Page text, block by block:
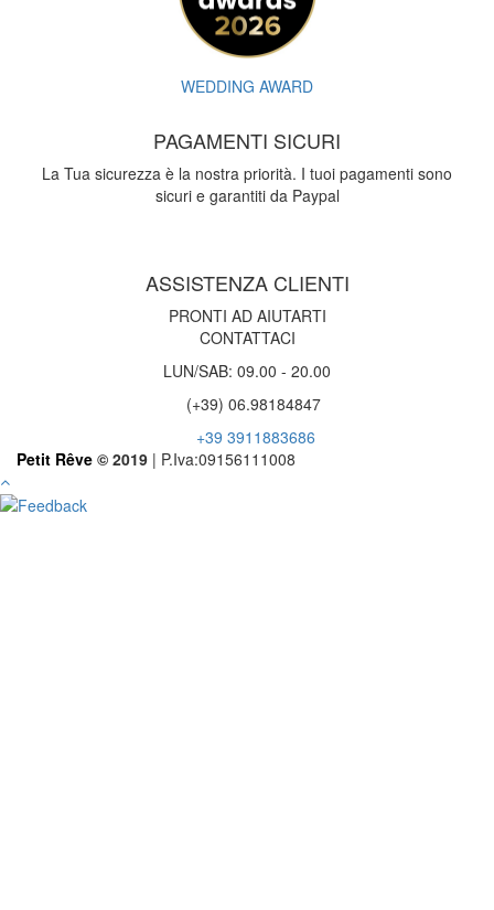
WEDDING AWARD
PAGAMENTI SICURI
La Tua sicurezza è la nostra priorità. I tuoi pagamenti sono
sicuri e garantiti da Paypal
ASSISTENZA CLIENTI
PRONTI AD AIUTARTI
CONTATTACI
LUN/SAB: 09.00 - 20.00
(+39) 06.98184847
+39 3911883686
Petit Rêve © 2019 | P.Iva:09156111008